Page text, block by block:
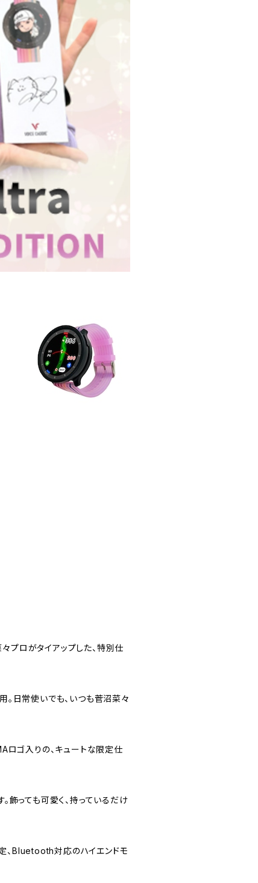
プロがタイアップした、特別仕
日常使いでも、いつも菅沼菜々
ロゴ入りの、キュートな限定仕
飾っても可愛く、持っているだけ
、Bluetooth対応のハイエンドモ